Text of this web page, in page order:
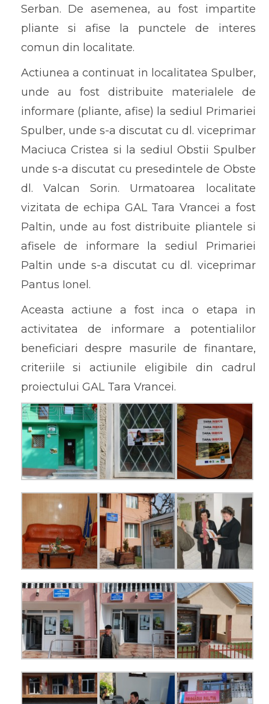
Serban. De asemenea, au fost impartite
pliante si afise la punctele de interes
comun din localitate.
Actiunea a continuat in localitatea Spulber,
unde au fost distribuite materialele de
informare (pliante, afise) la sediul Primariei
Spulber, unde s-a discutat cu dl. viceprimar
Maciuca Cristea si la sediul Obstii Spulber
unde s-a discutat cu presedintele de Obste
dl. Valcan Sorin. Urmatoarea localitate
vizitata de echipa GAL Tara Vrancei a fost
Paltin, unde au fost distribuite pliantele si
afisele de informare la sediul Primariei
Paltin unde s-a discutat cu dl. viceprimar
Pantus Ionel.
Aceasta actiune a fost inca o etapa in
activitatea de informare a potentialilor
beneficiari despre masurile de finantare,
criteriile si actiunile eligibile din cadrul
proiectului GAL Tara Vrancei.